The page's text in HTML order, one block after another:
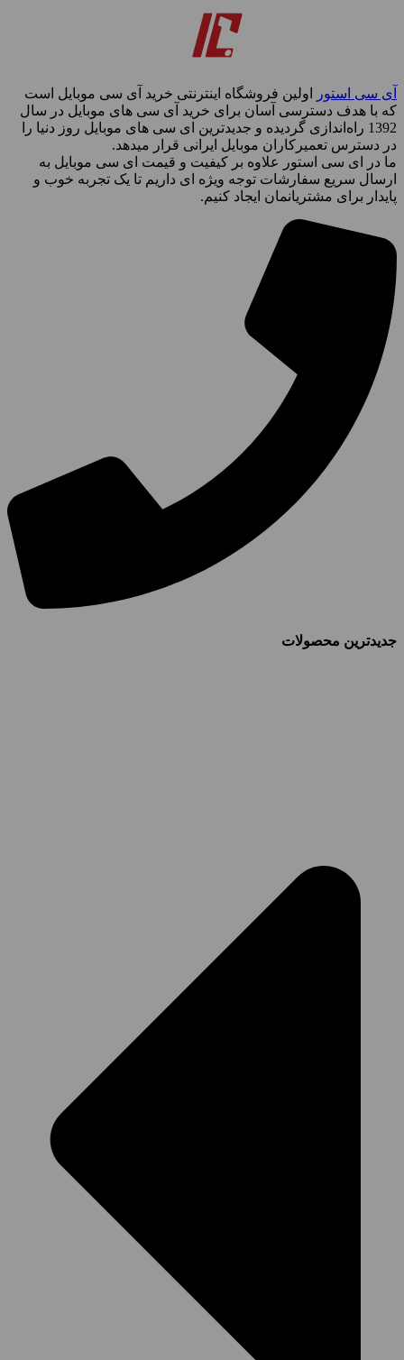
آی سی استور
اولین فروشگاه اینترنتی خرید آی سی موبایل است
که با هدف دسترسی آسان برای خرید آی سی های موبایل در سال
1392 راه‌اندازی گردیده و جدیدترین ای سی های موبایل روز دنیا را
در دسترس تعمیرکاران موبایل ایرانی قرار میدهد.
ما در ای سی استور علاوه بر کیفیت و قیمت ای سی موبایل به
ارسال سریع سفارشات توجه ویژه ای داریم تا یک تجربه خوب و
پایدار برای مشتریانمان ایجاد کنیم.
جدیدترین محصولات